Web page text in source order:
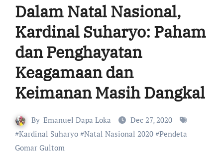
Dalam Natal Nasional,
Kardinal Suharyo: Paham
dan Penghayatan
Keagamaan dan
Keimanan Masih Dangkal
By Emanuel Dapa Loka
Dec 27, 2020
#Kardinal Suharyo#Natal Nasional 2020#Pendeta
Gomar Gultom